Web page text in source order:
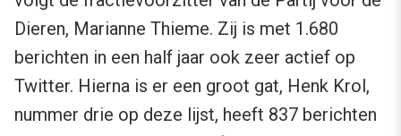
Dieren, Marianne Thieme. Zij is met 1.680
berichten in een half jaar ook zeer actief op
Twitter. Hierna is er een groot gat, Henk Krol,
nummer drie op deze lijst, heeft 837 berichten